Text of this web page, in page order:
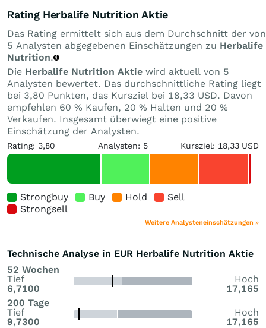
Rating Herbalife Nutrition Aktie
Das Rating ermittelt sich aus dem Durchschnitt der von
5 Analysten abgegebenen Einschätzungen zu Herbalife
Nutrition.
Die Herbalife Nutrition Aktie wird aktuell von 5
Analysten bewertet. Das durchschnittliche Rating liegt
bei 3,80 Punkten, das Kursziel bei 18,33 USD. Davon
empfehlen 60 % Kaufen, 20 % Halten und 20 %
Verkaufen. Insgesamt überwiegt eine positive
Einschätzung der Analysten.
Rating: 3,80 Analysten: 5 Kursziel: 18,33 USD
Strongbuy Buy Hold
Sell
Strongsell
Weitere Analysteneinschätzungen »
Technische Analyse in EUR Herbalife Nutrition Aktie
52 Wochen
Tief
6,7100
Hoch
17,165
200 Tage
Tief
9,7300
Hoch
17,165